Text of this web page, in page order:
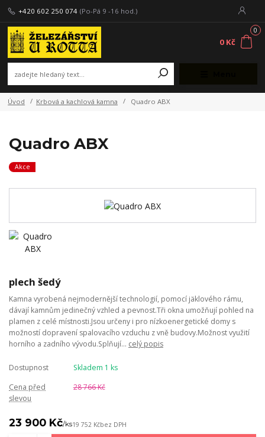
+420 602 250 074 (Po-Pá 9 -16 hod.)
0
0 Kč
Úvod Krbová a kachlová kamna Quadro ABX
Quadro ABX
Akce
plech šedý
Kamna vyrobená nejmodernější technologií, pomocí jäklového rámu,
dávají kamnům jedinečný vzhled a pevnost.Tři okna umožňují pohled na
plamen z celé místnosti.Jsou určeny i pro nízkoenergetické domy s
možností dopravení spalovacího vzduchu z vně budovy.Možnost využití
horního a zadního vývodu.Splňují... celý popis
Dostupnost
Skladem 1 ks
Cena před
slevou
28 766 Kč
23 900 Kč/ks19 752 Kčbez DPH